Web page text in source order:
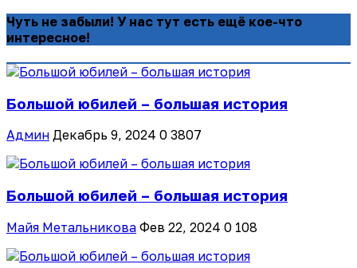
Чуть не забыли! У нас тут есть ещё кое-что
интересное!
Большой юбилей – большая история
Админ Декабрь 9, 2024 0 3807
Большой юбилей – большая история
Майя Метальникова Фев 22, 2024 0 108